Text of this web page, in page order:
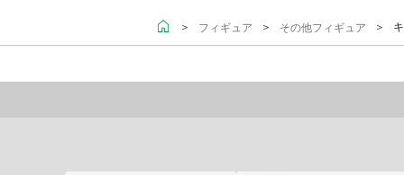
＞ フィギュア ＞ その他フィギュア ＞ キ